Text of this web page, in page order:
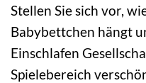
Stellen Sie sich vor,
Babybettchen hängt
Einschlafen
Spielebereich